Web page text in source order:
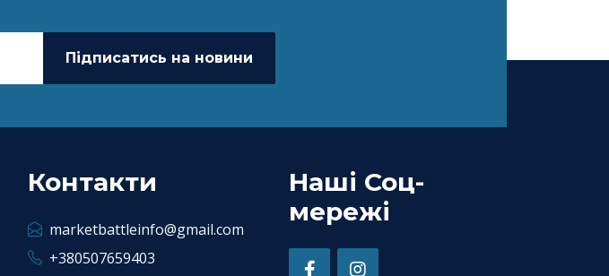
Підписатись на новини
Контакти
marketbattleinfo@gmail.com
+380507659403
Наші Соц-
мережі